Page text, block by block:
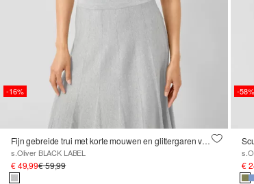
-16%
Fijn gebreide trui met korte mouwen en glittergaren van licht doorschijnende stof
s.Oliver BLACK LABEL
€ 49,99€ 59,99
-58%
€